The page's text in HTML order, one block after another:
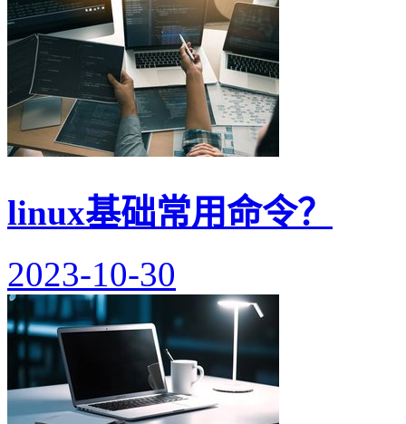
linux基础常用命令？
2023-10-30